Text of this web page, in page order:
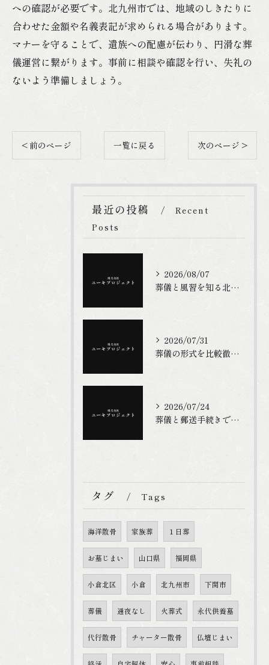
への確認が必要です。北九州市では、地域のしきたりに
合わせた金額や名義表記が求められる場合があります。
マナーを守ることで、遺族への配慮が伝わり、円滑な葬
儀運営に繋がります。事前に相談や確認を行い、失礼の
ないよう準備しましょう。
< 前のページ 一覧に戻る 次のページ >
最近の投稿
Recent
Posts
2026/08/07
葬儀と風習を知る北九州市の実例と費用・手続き徹底ガイド
2026/07/31
葬儀の形式を比較徹底解説最新の選び方と主流の流れ
2026/07/24
葬儀と郵送手続きで福岡県北九州市の葬祭費3万円申請をスムーズに進める具体策
タグ Tags
海洋散骨 家族葬 １日葬
お墓じまい 山口県 福岡県
小倉北区 小倉 北九州市 下関市
葬儀 通夜なし 火葬式 永代供養墓
代行散骨 チャーター散骨 仏壇じまい